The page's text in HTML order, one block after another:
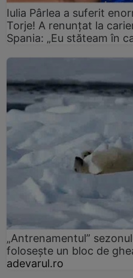
Iulia Pârlea a suferit
Torje! A renunțat la
Spania: „Eu stăteam în
„Antrenamentul”
folosește un bloc de
adevarul.ro